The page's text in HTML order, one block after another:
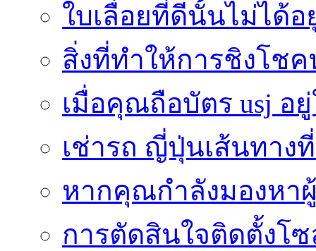
ใบเลื่อยที่ดีนั้นไม่ได้
สิ่งที่ทำให้การชิงโช
เมื่อคุณถือบัตร usj อ
เช่ารถ ญี่ปุ่นเส้นทาง
หากคุณกำลังมองหา
การตัดสินใจติดตั้งโซ